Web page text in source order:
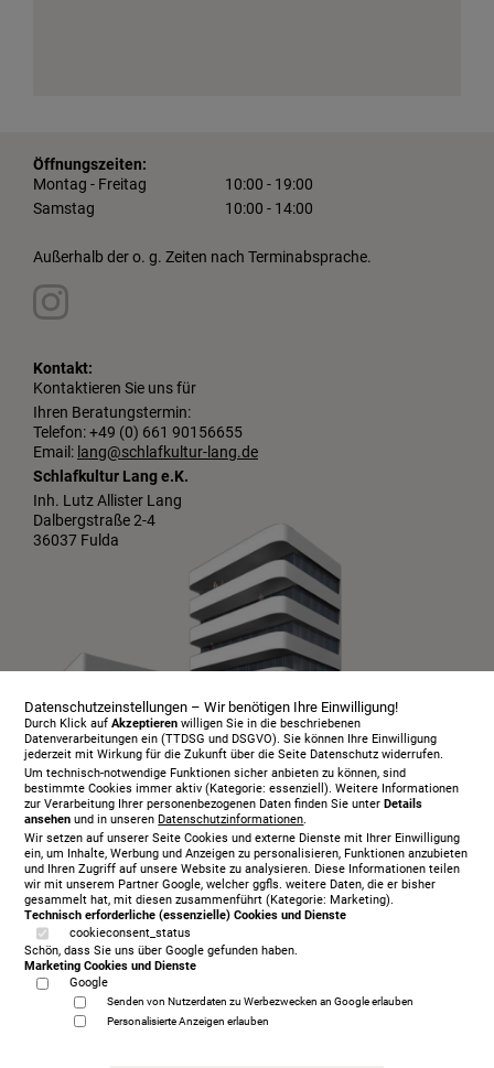
Öffnungszeiten:
Montag - Freitag
10:00 - 19:00
Samstag
10:00 - 14:00
Außerhalb der o. g. Zeiten nach Terminabsprache.
Kontakt:
Kontaktieren Sie uns für
Ihren Beratungstermin:
Telefon: +49 (0) 661 90156655
Email: lang@schlafkultur-lang.de
Schlafkultur Lang e.K.
Inh. Lutz Allister Lang
Dalbergstraße 2-4
36037 Fulda
Infopaket
Über uns
Serviceangebot
Öffnungszeiten
Beratungstermin
Probeschlafen
Kontakt
Datenschutzeinstellungen – Wir benötigen Ihre Einwilligung!
Durch Klick aufAkzeptieren willigen Sie in die beschriebenen
Datenverarbeitungen ein (TTDSG und DSGVO). Sie können Ihre Einwilligung
jederzeit mit Wirkung für die Zukunft über die Seite Datenschutz widerrufen.
Um technisch-notwendige Funktionen sicher anbieten zu können, sind
bestimmte Cookies immer aktiv (Kategorie: essenziell). Weitere Informationen
zur Verarbeitung Ihrer personenbezogenen Daten finden Sie unterDetails
ansehen und in unserenDatenschutzinformationen.
Wir setzen auf unserer Seite Cookies und externe Dienste mit Ihrer Einwilligung
ein, um Inhalte, Werbung und Anzeigen zu personalisieren, Funktionen anzubieten
und Ihren Zugriff auf unsere Website zu analysieren. Diese Informationen teilen
wir mit unserem Partner Google, welcher ggfls. weitere Daten, die er bisher
gesammelt hat, mit diesen zusammenführt (Kategorie: Marketing).
Technisch erforderliche (essenzielle) Cookies und Dienste
cookieconsent_status
Schön, dass Sie uns über Google gefunden haben.
Marketing Cookies und Dienste
Google
Senden von Nutzerdaten zu Werbezwecken an Google erlauben
Personalisierte Anzeigen erlauben